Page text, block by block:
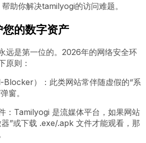
助你解决tamilyogi的访问难题。
的数字资产
远是第一位的。2026年的网络安全环
原则：
Blocker）：此类网站常伴随虚假的“系
窗。
：Tamilyogi 是流媒体平台，如果网站
”或下载 .exe/.apk 文件才能观看，那